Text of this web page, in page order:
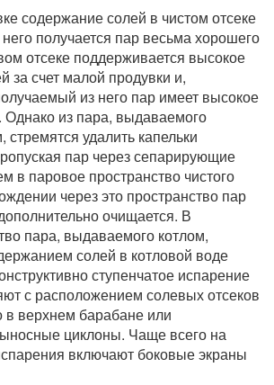
содержание солей в чистом отсеке
получается пар весьма хорошего
отсеке поддерживается высокое
за счет малой продувки и,
из него пар имеет высокое
из пара, выдаваемого
удалить капельки
пар через сепарирующие
в паровое пространство чистого
через это пространство пар
очищается. В
пара, выдаваемого котлом,
солей в котловой воде
ступенчатое испарение
с расположением солевых отсеков
в верхнем барабане или
циклоны. Чаще всего на
включают боковые экраны